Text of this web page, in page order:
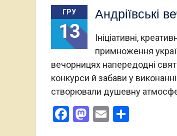
ГРУ
13
Андріївські
Ініціативні,
примноження
вечорницях напередодні
конкурси й забави у
створювали душевну
Facebook
Mastodon
Email